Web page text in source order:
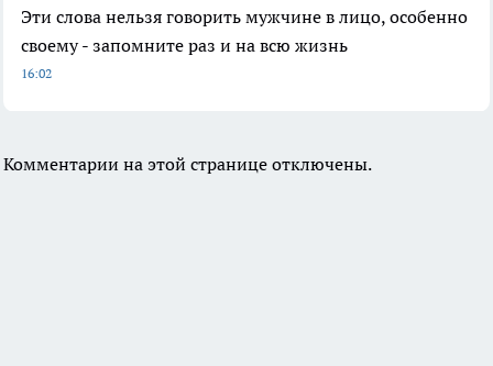
Эти слова нельзя говорить мужчине в лицо, особенно
своему - запомните раз и на всю жизнь
16:02
Комментарии на этой странице отключены.